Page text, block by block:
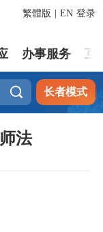
登录
繁體版 EN
办事服务 互
 长者模式
法